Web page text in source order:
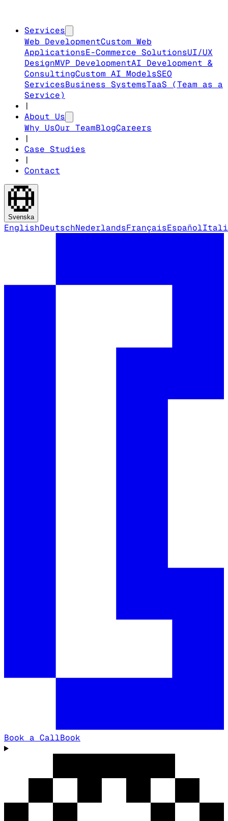
Services
Web DevelopmentCustom Web
ApplicationsE-Commerce SolutionsUI/UX
DesignMVP DevelopmentAI Development &
ConsultingCustom AI ModelsSEO
ServicesBusiness SystemsTaaS (Team as a
Service)
|
About Us
Why UsOur TeamBlogCareers
|
Case Studies
|
Contact
Svenska
EnglishDeutschNederlandsFrançaisEspañol
Book a CallBook